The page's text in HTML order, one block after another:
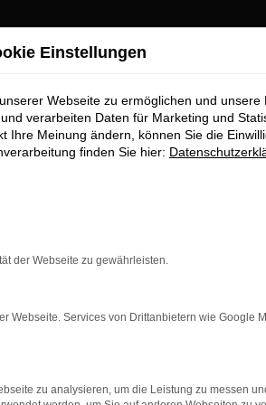
für
erhalten Sie im
A5 Gebrauchtwagen Fahrzeuge für
die höchste Standards in
über unsere beeindruckende Audi
Einstellungen
Webseite zu ermöglichen und unsere
verarbeiten Daten für Marketing und
Ihre Meinung ändern, können Sie die
finden Sie hier:
der Webseite zu gewährleisten.
Webseite. Services von Drittanbietern wie Google
zu analysieren, um die Leistung zu messen